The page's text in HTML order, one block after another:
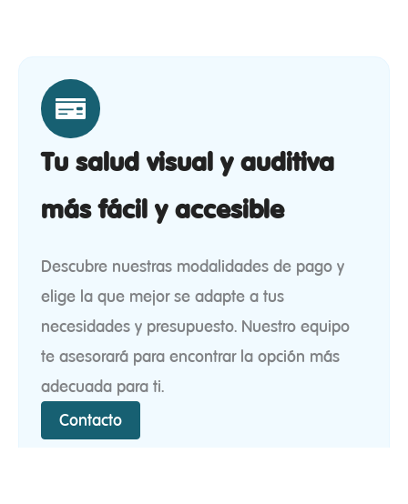
Tu salud visual y auditiva
más fácil y accesible
Descubre nuestras modalidades de pago y
elige la que mejor se adapte a tus
necesidades y presupuesto. Nuestro equipo
te asesorará para encontrar la opción más
adecuada para ti.
Contacto